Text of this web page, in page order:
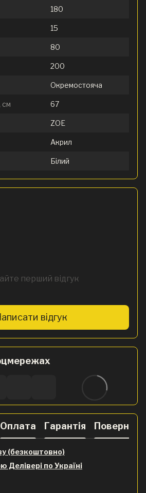
180
15
80
200
Окремостояча
см 67
ZOE
Акрил
Білий
перший відгук
відгук
Оплата Гарантія
(безкоштовно)
Делівері по Україні